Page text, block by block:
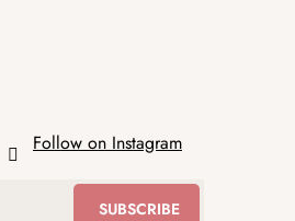
Follow on Instagram
SUBSCRIBE